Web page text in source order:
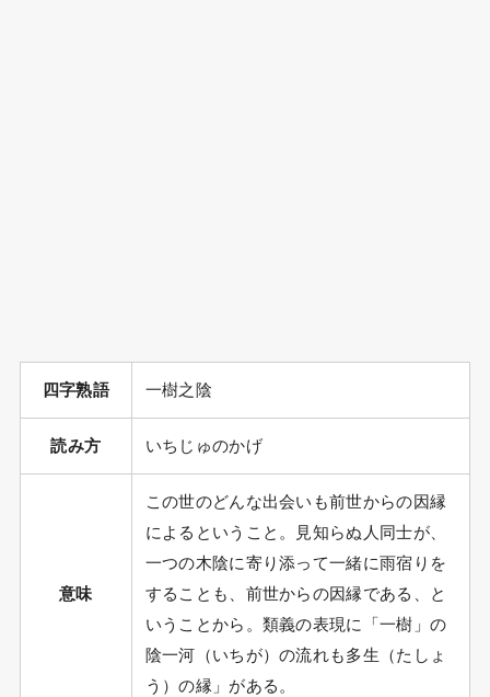
四字熟語 一樹之陰
読み方 いちじゅのかげ
意味
この世のどんな出会いも前世からの因縁
によるということ。見知らぬ人同士が、
一つの木陰に寄り添って一緒に雨宿りを
することも、前世からの因縁である、と
いうことから。類義の表現に「一樹」の
陰一河（いちが）の流れも多生（たしょ
う）の縁」がある。